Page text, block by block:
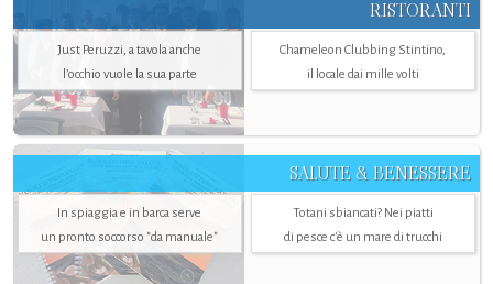
RISTORANTI
Just Peruzzi, a tavola anche
l’occhio vuole la sua parte
Chameleon Clubbing Stintino,
il locale dai mille volti
SALUTE & BENESSERE
In spiaggia e in barca serve
un pronto soccorso "da manuale"
Totani sbiancati? Nei piatti
di pesce c'è un mare di trucchi